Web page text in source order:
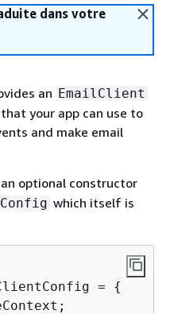
dans votre
an EmailClient
your app can use to
and make email
optional constructor
which itself is
= {